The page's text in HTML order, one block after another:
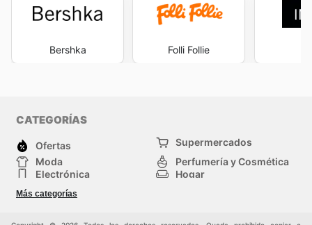
Bershka Folli Follie
CATEGORÍAS
Ofertas
Supermercados
Moda
Perfumería y Cosmética
Electrónica
Hogar
Deporte
Juguetes y bebés
Más categorías